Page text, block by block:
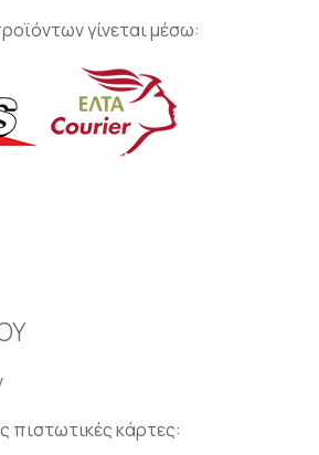
γίνεται μέσω:
πιστωτικές κάρτες: